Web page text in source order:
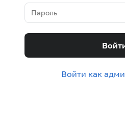
Войти как